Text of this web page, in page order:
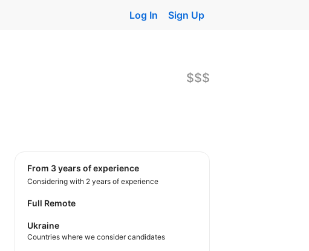
Log In Sign Up
$$$
from 3 years of experience
Considering with 2 years of experience
Full Remote
Ukraine
Countries where we consider candidates